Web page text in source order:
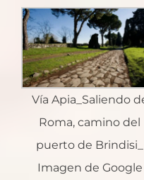
Vía Apia_Saliendo
Roma, camino del
puerto de Brindisi_
Imagen de Google